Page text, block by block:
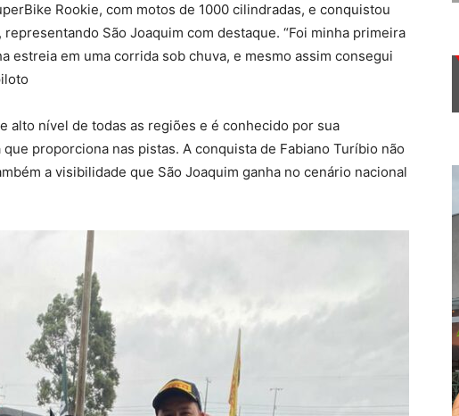
Rookie, com motos de 1000 cilindradas, e conquistou
São Joaquim com destaque. “Foi minha primeira
estreia em uma corrida sob chuva, e mesmo assim consegui
alto nível de todas as regiões e é conhecido por sua
proporciona nas pistas. A conquista de Fabiano Turíbio não
a visibilidade que São Joaquim ganha no cenário nacional